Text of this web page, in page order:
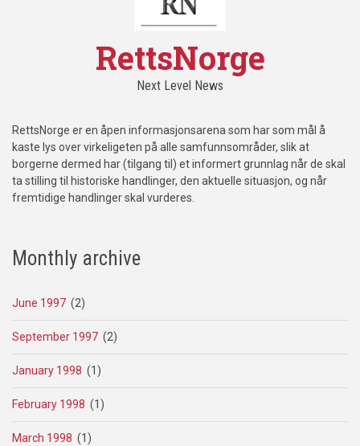
RettsNorge
Next Level News
RettsNorge er en åpen informasjonsarena som har som mål å
kaste lys over virkeligeten på alle samfunnsområder, slik at
borgerne dermed har (tilgang til) et informert grunnlag når de skal
ta stilling til historiske handlinger, den aktuelle situasjon, og når
fremtidige handlinger skal vurderes.
Monthly archive
June 1997 (2)
September 1997 (2)
January 1998 (1)
February 1998 (1)
March 1998 (1)